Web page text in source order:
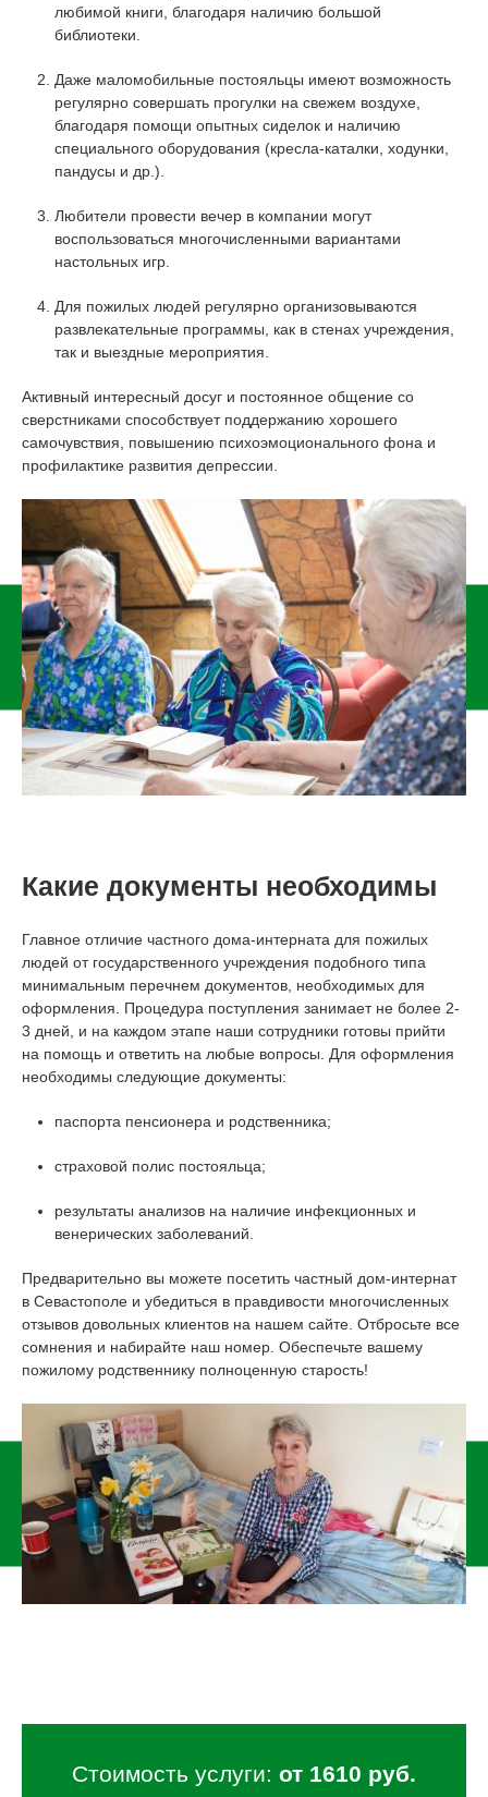
любимой книги, благодаря наличию большой
библиотеки.
Даже маломобильные постояльцы имеют возможность
регулярно совершать прогулки на свежем воздухе,
благодаря помощи опытных сиделок и наличию
специального оборудования (кресла-каталки, ходунки,
пандусы и др.).
Любители провести вечер в компании могут
воспользоваться многочисленными вариантами
настольных игр.
Для пожилых людей регулярно организовываются
развлекательные программы, как в стенах учреждения,
так и выездные мероприятия.
Активный интересный досуг и постоянное общение со
сверстниками способствует поддержанию хорошего
самочувствия, повышению психоэмоционального фона и
профилактике развития депрессии.
Какие документы необходимы
Главное отличие частного дома-интерната для пожилых
людей от государственного учреждения подобного типа
минимальным перечнем документов, необходимых для
оформления. Процедура поступления занимает не более 2-
3 дней, и на каждом этапе наши сотрудники готовы прийти
на помощь и ответить на любые вопросы. Для оформления
необходимы следующие документы:
паспорта пенсионера и родственника;
страховой полис постояльца;
результаты анализов на наличие инфекционных и
венерических заболеваний.
Предварительно вы можете посетить частный дом-интернат
в Севастополе и убедиться в правдивости многочисленных
отзывов довольных клиентов на нашем сайте. Отбросьте все
сомнения и набирайте наш номер. Обеспечьте вашему
пожилому родственнику полноценную старость!
Стоимость услуги: от 1610 руб.